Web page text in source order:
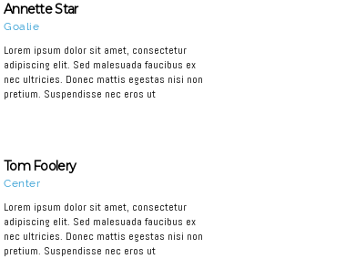
Annette Star
Goalie
Lorem ipsum dolor sit amet, consectetur
adipiscing elit. Sed malesuada faucibus ex
nec ultricies. Donec mattis egestas nisi non
pretium. Suspendisse nec eros ut
Tom Foolery
Center
Lorem ipsum dolor sit amet, consectetur
adipiscing elit. Sed malesuada faucibus ex
nec ultricies. Donec mattis egestas nisi non
pretium. Suspendisse nec eros ut